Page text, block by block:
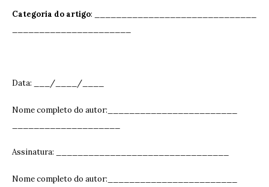
Categoria do artigo: ______________________________
Data: ___/____/____
Nome completo do autor:________________________
Assinatura: ______________________________
Nome completo do autor:________________________